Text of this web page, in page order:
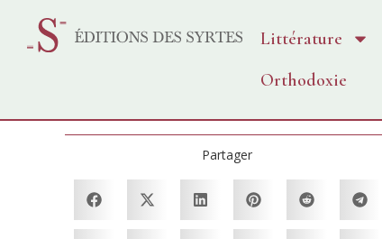
Littérature
Orthodoxie
Partager